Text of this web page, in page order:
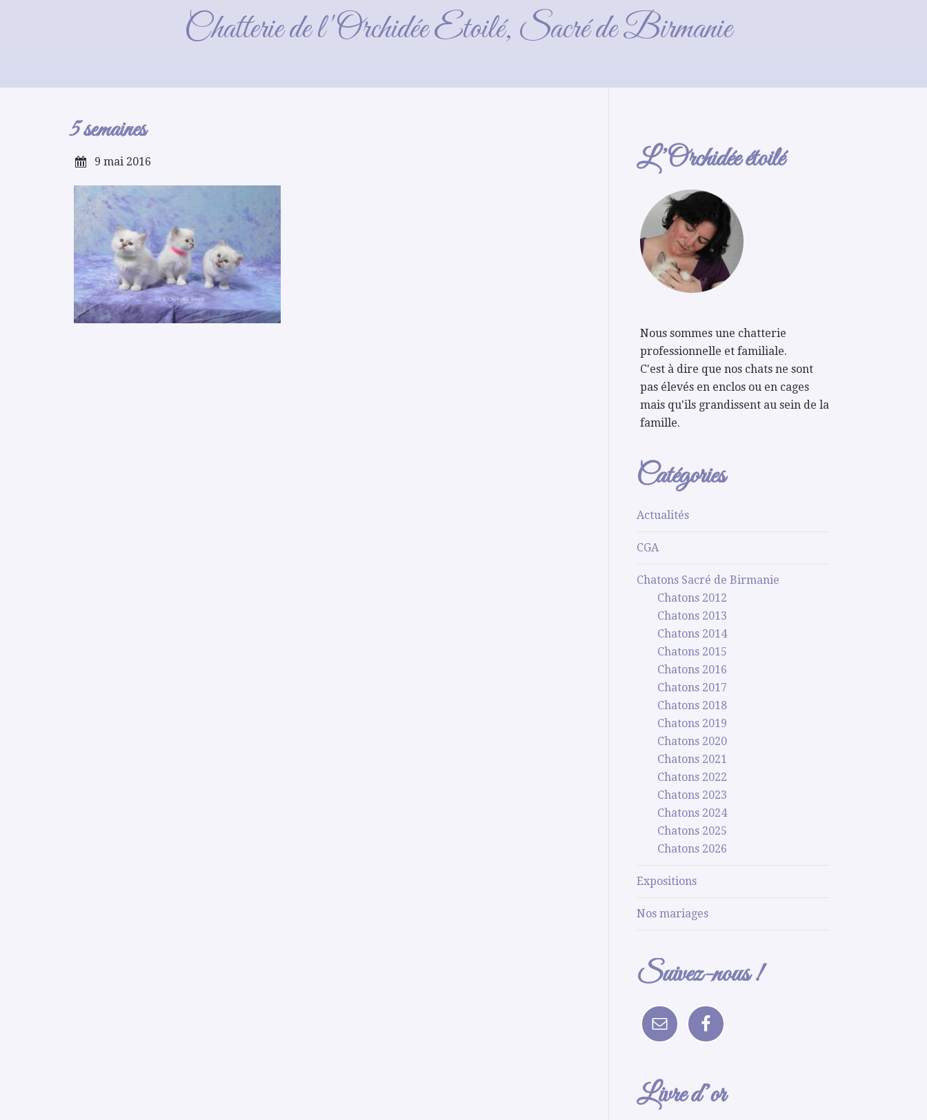
Chatterie de l'Orchidée Etoilé, Sacré de Birmanie
5 semaines
5 semaines
9 mai 2016 L’Orchidée étoilé
Nous sommes une chatterie
professionnelle et familiale.
C'est à dire que nos chats ne sont
pas élevés en enclos ou en cages
mais qu'ils grandissent au sein de la
famille.
Catégories
Actualités
CGA
Chatons Sacré de Birmanie
Chatons 2012
Chatons 2013
Chatons 2014
Chatons 2015
Chatons 2016
Chatons 2017
Chatons 2018
Chatons 2019
Chatons 2020
Chatons 2021
Chatons 2022
Chatons 2023
Chatons 2024
Chatons 2025
Chatons 2026
Expositions
Nos mariages
Suivez-nous !
Livre d’or